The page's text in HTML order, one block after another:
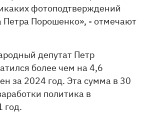
фотоподтверждений
Петра Порошенко», - отмечают
депутат Петр
более чем на 4,6
за 2024 год. Эта сумма в 30
политика в
год.